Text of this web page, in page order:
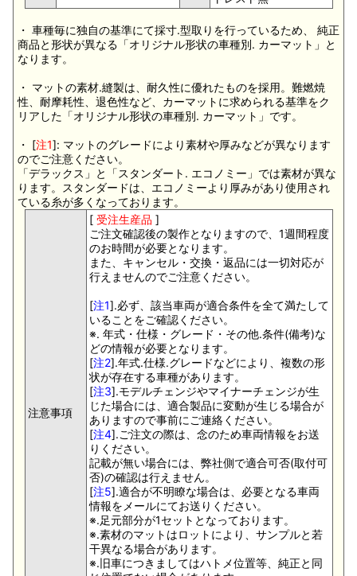
・ 車種毎に独自の基準にて採寸.型取りを行っているため、 純正
商品と形状が異なる「オリジナル形状の車種別. カーマット」と
なります。
・ マットの素材.縫製は、耐久性に優れたものを採用。難燃焼
性、耐摩耗性、退色性など、カーマットに求められる基準をク
リアした「オリジナル形状の車種別. カーマット」です。
・ [注1]: マットのグレードにより素材や厚みなどが異なります
のでご注意ください。
「デラックス」と「スタンダート. エコノミー」では素材が異な
ります。スタンダードは、エコノミーより厚みがあり使用され
ている糸が多くなっております。
注意事項
[ 受注生産品 ]
ご注文確認後の製作となりますので、1週間程度
のお時間が必要となります。
また、キャンセル・交換・返品には一切対応が
行えませんのでご注意ください。
[注1].必ず、該当車両が適合条件を全て満たして
いることをご確認ください。
※. 年式・仕様・グレード・その他.条件(備考)な
どの情報が必要となります。
[注2].年式.仕様.グレードなどにより、複数の形
状が存在する車種があります。
[注3].モデルチェンジやマイナーチェンジが生
じた場合には、適合製品に変動が生じる場合が
ありますので事前にご連絡ください。
[注4].ご注文の際は、念のため車両情報をお送
りください。
記載が無い場合には、弊社側で適合可否(取付可
否)の確認は行えません。
[注5].適合が不明瞭な場合は、必要となる車両
情報をメールにてお送りください。
※.足元部分が1セットとなっております。
※.素材のマットはロットにより、サンプルと若
干異なる場合があります。
※.旧車につきましてはハトメ位置等、純正と同